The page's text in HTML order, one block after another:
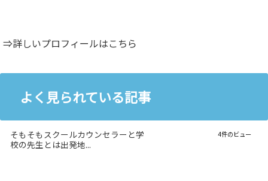
⇒詳しいプロフィールはこちら
よく見られている記事
そもそもスクールカウンセラーと学
校の先生とは出発地...
4件のビュー